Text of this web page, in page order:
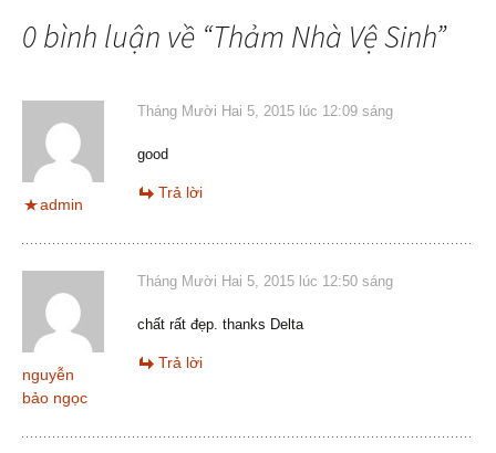
0 bình luận về “Thảm Nhà Vệ Sinh”
admin
Tháng Mười Hai 5, 2015 lúc 12:09 sáng
good
Trả lời
nguyễn
bảo ngọc
Tháng Mười Hai 5, 2015 lúc 12:50 sáng
chất rất đẹp. thanks Delta
Trả lời